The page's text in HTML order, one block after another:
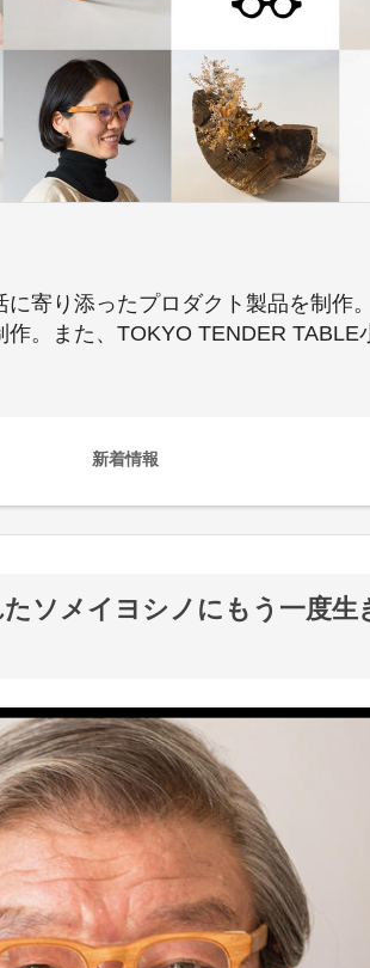
に寄り添ったプロダクト製品を制
。また、TOKYO TENDER
新着情報
ソメイヨシノにもう一度生